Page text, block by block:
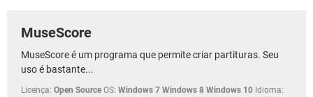
MuseScore
MuseScore é um programa que permite criar partituras. Seu
uso é bastante...
Licença: Open Source OS: Windows 7 Windows 8 Windows 10 Idioma: